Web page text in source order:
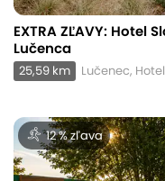
EXTRA ZĽAVY:
Lučenca
25,59 km Lučenec,
12 % zľava